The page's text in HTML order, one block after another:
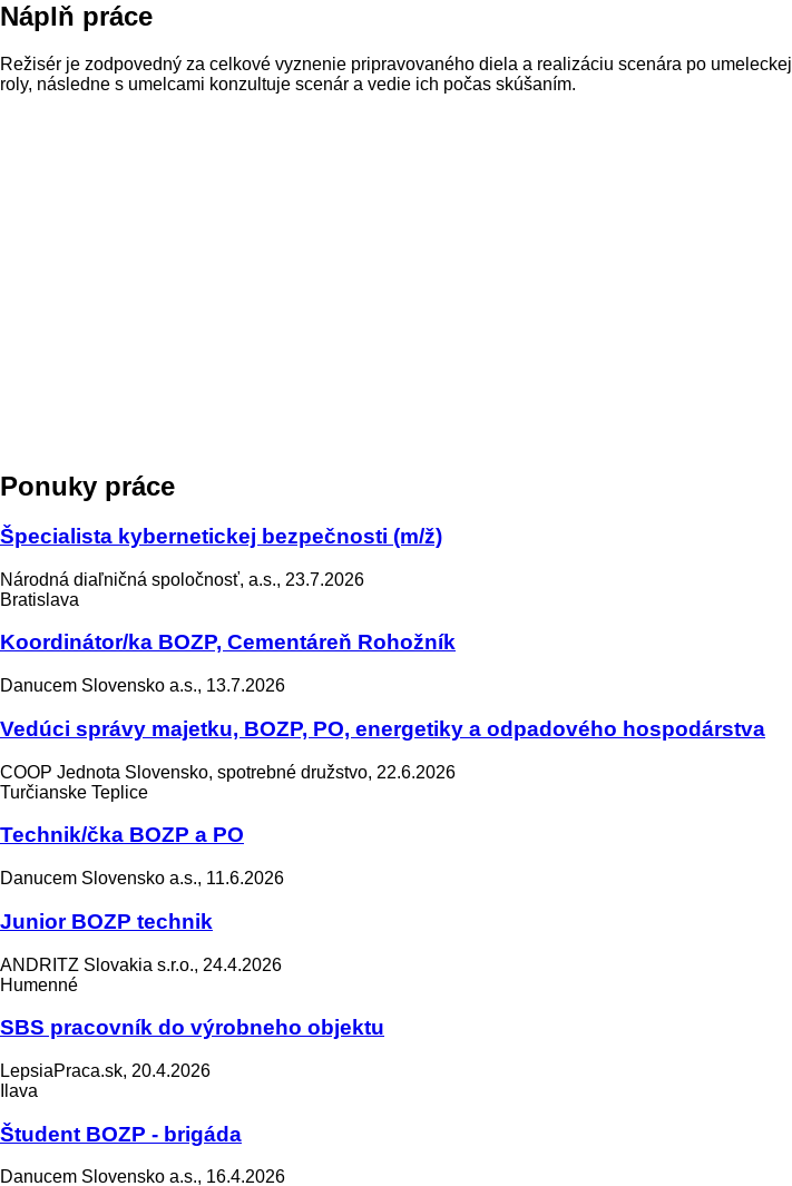
Náplň práce
Režisér je zodpovedný za celkové vyznenie pripravovaného diela a realizáciu scenára po umeleckej
roly, následne s umelcami konzultuje scenár a vedie ich počas skúšaním.
Ponuky práce
Špecialista kybernetickej bezpečnosti (m/ž)
Národná diaľničná spoločnosť, a.s., 23.7.2026
Bratislava
Koordinátor/ka BOZP, Cementáreň Rohožník
Danucem Slovensko a.s., 13.7.2026
Vedúci správy majetku, BOZP, PO, energetiky a odpadového hospodárstva
COOP Jednota Slovensko, spotrebné družstvo, 22.6.2026
Turčianske Teplice
Technik/čka BOZP a PO
Danucem Slovensko a.s., 11.6.2026
Junior BOZP technik
ANDRITZ Slovakia s.r.o., 24.4.2026
Humenné
SBS pracovník do výrobneho objektu
LepsiaPraca.sk, 20.4.2026
Ilava
Študent BOZP - brigáda
Danucem Slovensko a.s., 16.4.2026